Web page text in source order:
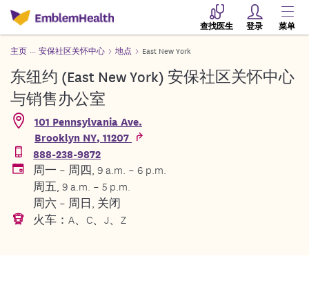
查找医生 登录
菜单
主页
安保社区关怀中心 地点 East New York
东纽约 (East New York) 安保社区关怀中心
与销售办公室
101 Pennsylvania Ave.
Brooklyn NY, 11207
888-238-9872
周一 – 周四, 9 a.m. – 6 p.m.
周五, 9 a.m. – 5 p.m.
周六 – 周日, 关闭
火车：A、C、J、Z